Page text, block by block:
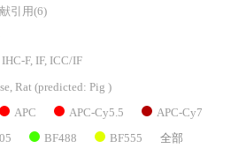
引用(6)
F, IF, ICC/IF
Rat (predicted: Pig )
APC APC-Cy5.5 APC-Cy7
BF488 BF555 全部